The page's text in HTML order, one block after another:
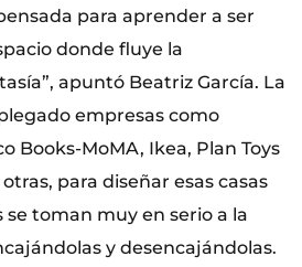
para aprender a ser
donde fluye la
apuntó Beatriz García. La
empresas como
Books-MoMA, Ikea, Plan Toys
para diseñar esas casas
se toman muy en serio a la
y desencajándolas.